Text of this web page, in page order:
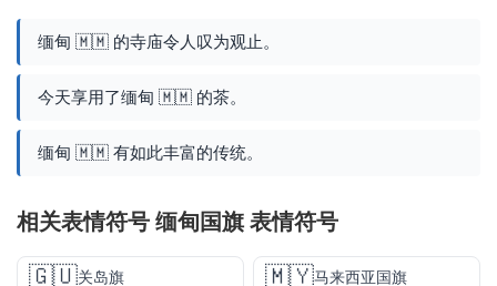
缅甸 🇲🇲 的寺庙令人叹为观止。
今天享用了缅甸 🇲🇲 的茶。
缅甸 🇲🇲 有如此丰富的传统。
相关表情符号 缅甸国旗 表情符号
🇬🇺关岛旗 🇲🇾马来西亚国旗